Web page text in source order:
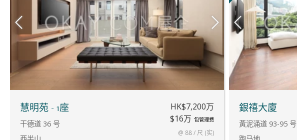
慧明苑 - 1座
干德道 36 号
HK$7,200万
$16万 包管理费
@ 88 / 尺 (实)
銀禧大廈
黃泥涌道 93-95 号